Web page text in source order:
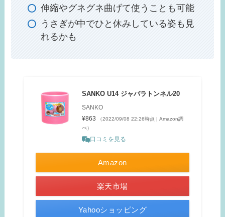
伸縮やグネグネ曲げて使うことも可能
うさぎが中でひと休みしている姿も見
れるかも
SANKO U14 ジャバラトンネル20
SANKO
¥863
（2022/09/08 22:26時点 | Amazon調
べ）
口コミを見る
Amazon
楽天市場
Yahooショッピング